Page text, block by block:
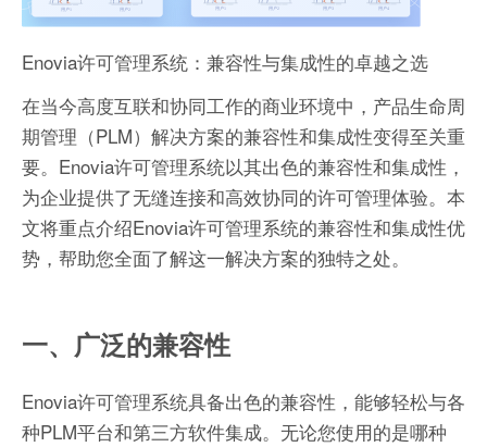
Enovia许可管理系统：兼容性与集成性的卓越之选
在当今高度互联和协同工作的商业环境中，产品生命周
期管理（PLM）解决方案的兼容性和集成性变得至关重
要。Enovia许可管理系统以其出色的兼容性和集成性，
为企业提供了无缝连接和高效协同的许可管理体验。本
文将重点介绍Enovia许可管理系统的兼容性和集成性优
势，帮助您全面了解这一解决方案的独特之处。
一、广泛的兼容性
Enovia许可管理系统具备出色的兼容性，能够轻松与各
种PLM平台和第三方软件集成。无论您使用的是哪种